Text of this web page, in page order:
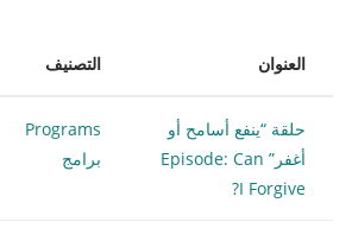
العنوان التصنيف
حلقة “ينفع أسامح أو
أغفر” Episode: Can
I Forgive?
Programs
برامج